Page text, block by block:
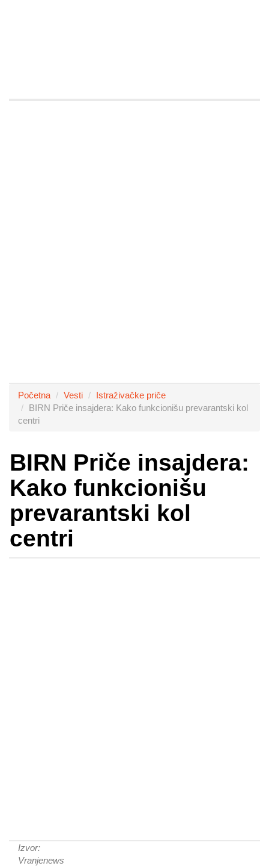
Početna Vesti
Istraživačke priče
BIRN Priče insajdera: Kako funkcionišu prevarantski kol
centri
BIRN Priče insajdera:
Kako funkcionišu
prevarantski kol
centri
Izvor:
Vranjenews